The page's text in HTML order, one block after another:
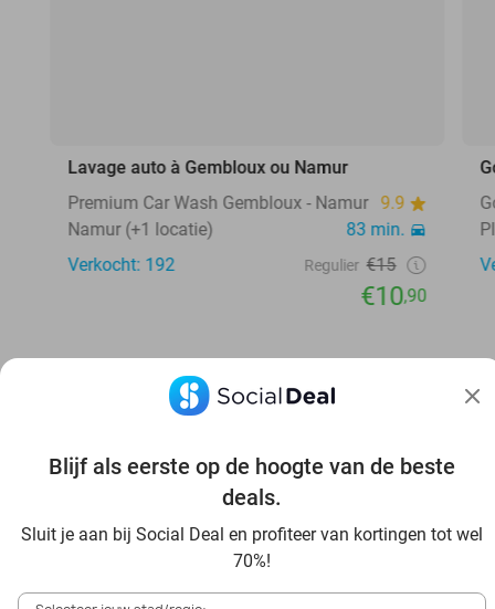
Blijf als eerste op de hoogte van de beste
deals.
Sluit je aan bij Social Deal en profiteer van kortingen tot wel
70%!
Lavage auto à Gembloux ou Namur
Premium Car Wash Gembloux - Namur
9.9
Namur (+1 locatie)
83 min.
Verkocht: 192
Regulier €15
€10,90
Ontdek nog meer voordeel in jouw omgeving